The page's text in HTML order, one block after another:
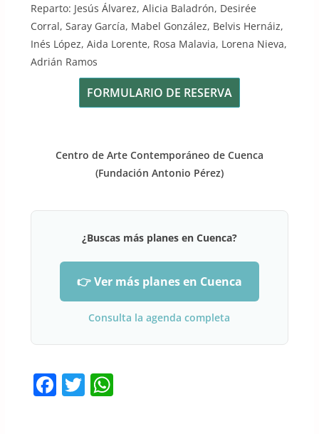
Reparto: Jesús Álvarez, Alicia Baladrón, Desirée
Corral, Saray García, Mabel González, Belvis Hernáiz,
Inés López, Aida Lorente, Rosa Malavia, Lorena Nieva,
Adrián Ramos
FORMULARIO DE RESERVA
Centro de Arte Contemporáneo de Cuenca
(Fundación Antonio Pérez)
¿Buscas más planes en Cuenca?
👉 Ver más planes en Cuenca
Consulta la agenda completa
F T W